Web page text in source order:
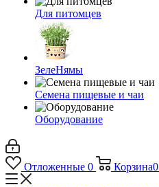
Для питомцев
ЗелеНямы
Семена пищевые и чаи
Оборудование
Отложенные 0 Корзина0